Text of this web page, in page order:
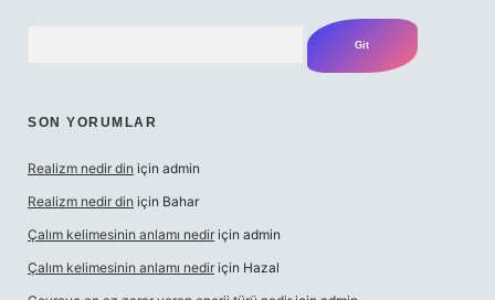
SON YORUMLAR
Realizm nedir din için admin
Realizm nedir din için Bahar
Çalım kelimesinin anlamı nedir için admin
Çalım kelimesinin anlamı nedir için Hazal